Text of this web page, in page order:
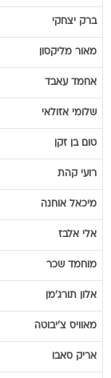
ברק יצחקי
מאור מליקסון
אחמד עאבד
שלומי אזולאי
טום בן זקן
רועי קהת
מיכאל אוחנה
אלי אלבז
מוחמד שכר
אלון תורג'מן
מאוויס צ'יבוטה
אריק סאבו